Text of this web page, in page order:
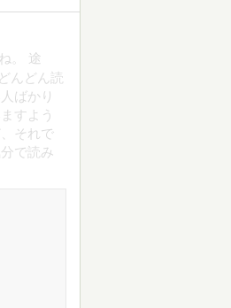
。 途
んどん読
ばかり
すよう
それで
で読み